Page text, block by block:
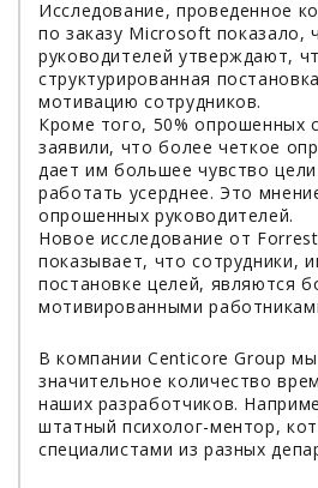
Исследование, проведенное
по заказу Microsoft показало,
руководителей утверждают,
структурированная
мотивацию сотрудников.
Кроме того, 50% опрошенных
заявили, что более четкое
дает им большее чувство
работать усерднее. Это
опрошенных руководителей.
Новое исследование от
показывает, что сотрудники,
постановке целей, являются
мотивированными
В компании Centicore Group
значительное количество
наших разработчиков.
штатный психолог-ментор,
специалистами из разных